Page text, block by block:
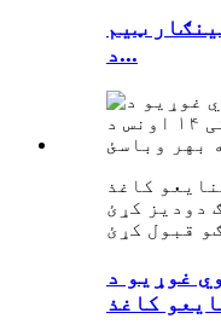
ټیم
د...
کاغذ
دودیز کړئ
قبول کړئ
غوړیو د